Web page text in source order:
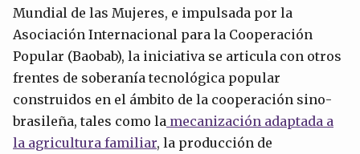
Mundial de las Mujeres, e impulsada por la
Asociación Internacional para la Cooperación
Popular (Baobab), la iniciativa se articula con otros
frentes de soberanía tecnológica popular
construidos en el ámbito de la cooperación sino-
brasileña, tales como la mecanización adaptada a
la agricultura familiar, la producción de